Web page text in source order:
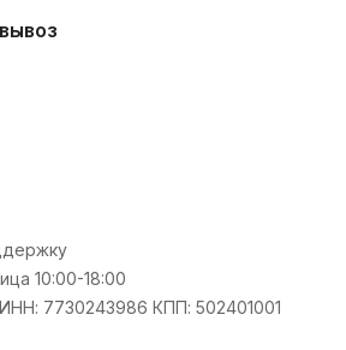
10:00-18:00
7730243986 КПП: 502401001